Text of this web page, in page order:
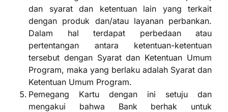
dan syarat dan ketentuan lain yang terkait
dengan produk dan/atau layanan perbankan.
Dalam hal terdapat perbedaan atau
pertentangan antara ketentuan-ketentuan
tersebut dengan Syarat dan Ketentuan Umum
Program, maka yang berlaku adalah Syarat dan
Ketentuan Umum Program.
Pemegang Kartu dengan ini setuju dan
mengakui bahwa Bank berhak untuk